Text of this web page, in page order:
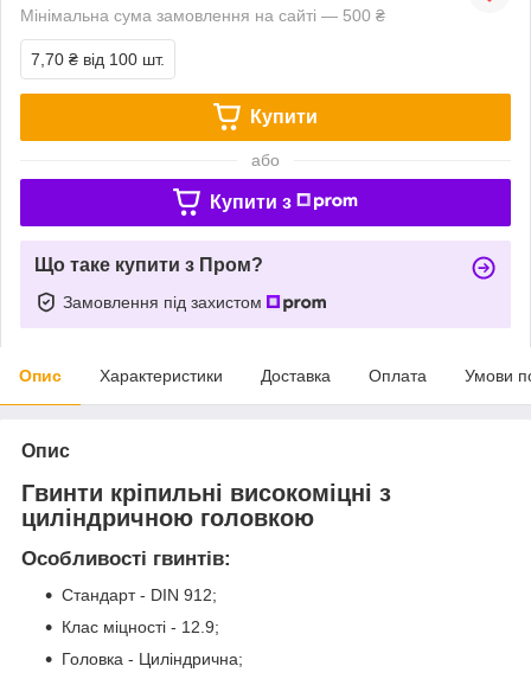
Мінімальна сума замовлення на сайті — 500 ₴
7,70 ₴ від 100 шт.
Купити
або
Купити з
Що таке купити з Пром?
Замовлення під захистом
Опис Характеристики Доставка Оплата Умови
Опис
Гвинти кріпильні високоміцні з
циліндричною головкою
Особливості гвинтів:
Стандарт - DIN 912;
Клас міцності - 12.9;
Головка - Циліндрична;